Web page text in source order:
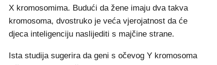
X kromosomima. Budući da žene imaju dva takva
kromosoma, dvostruko je veća vjerojatnost da će
djeca inteligenciju naslijediti s majčine strane.
Ista studija sugerira da geni s očevog Y kromosoma